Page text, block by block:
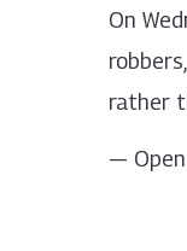
On
rather
—